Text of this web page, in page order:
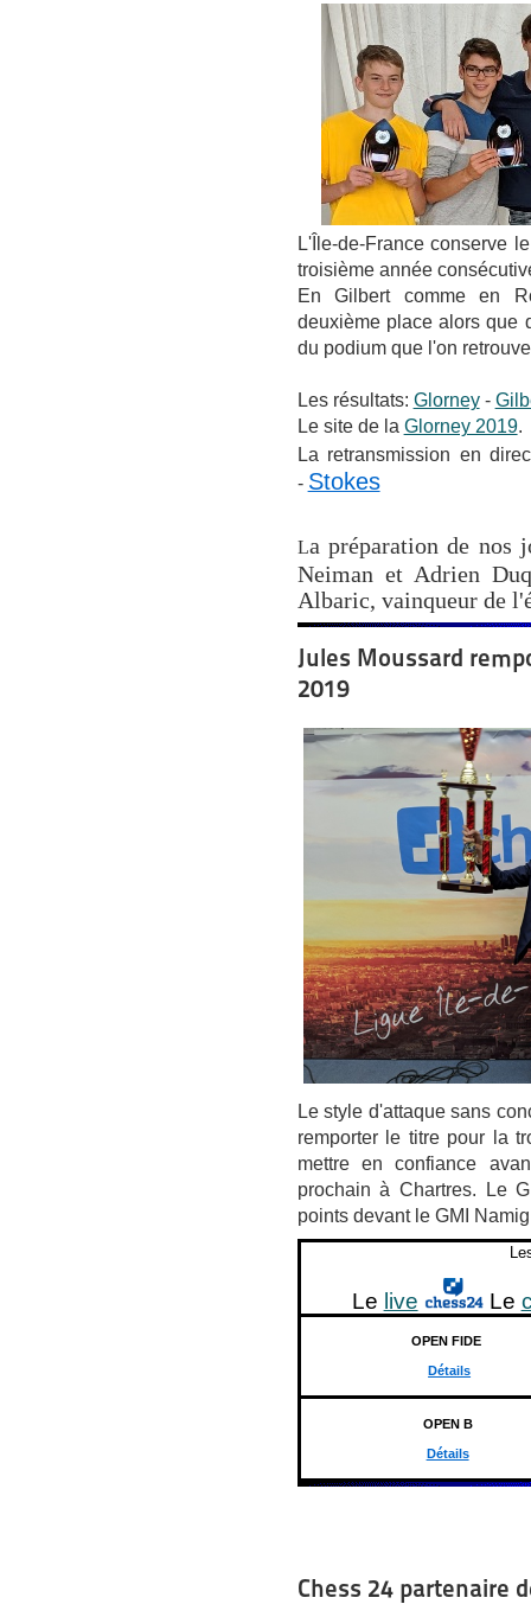
L'Île-de-France conserve
troisième année
En Gilbert comme en
deuxième place alors que
du podium que l'on
Les résultats: Glorney-
Le site de la Glorney 2019.
La retransmission en
- Stokes
La préparation de nos
Neiman et Adrien
Albaric, vainqueur de
Jules Moussard
2019
Le style d'attaque sans
remporter le titre pour la
mettre en confiance
prochain à Chartres. Le
points devant le GMI
Le live Le
OPEN FIDE
Détails
OPEN B
Détails
Chess 24 partenaire